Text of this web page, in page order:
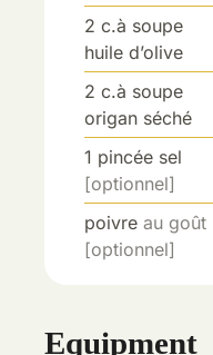
2 c.à soupe
huile d’olive
2 c.à soupe
origan séché
1 pincée sel
[optionnel]
poivre au goût
[optionnel]
Equipment